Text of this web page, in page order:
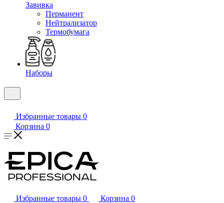
Завивка
Перманент
Нейтрализатор
Термобумага
Наборы
Избранные товары 0
Корзина 0
Избранные товары 0 Корзина 0